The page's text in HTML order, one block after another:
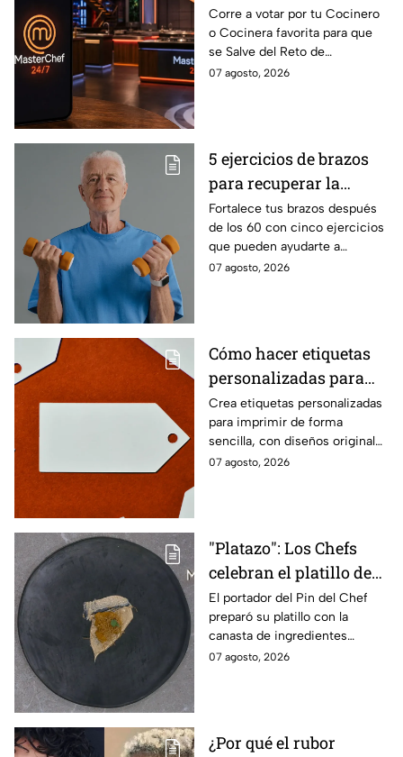
MasterChef 24/7 para
que salves a un
Cocinero del Reto de
Eliminación de este
Corre a votar por tu Cocinero
o Cocinera favorita para que
se Salve del Reto de
Eliminación de MasterChef
07 agosto, 2026
5 ejercicios de brazos
para recuperar la
fuerza después de los
60
Fortalece tus brazos después
de los 60 con cinco ejercicios
que pueden ayudarte a
recuperar fuerza, movilidad y
07 agosto, 2026
Cómo hacer etiquetas
personalizadas para
imprimir
Crea etiquetas personalizadas
para imprimir de forma
sencilla, con diseños originales
y detalles adaptados a tus
07 agosto, 2026
"Platazo": Los Chefs
celebran el platillo de
Lancer en la gala de
salvación de
MasterChef 24/7
El portador del Pin del Chef
preparó su platillo con la
canasta de ingredientes
exóticos que contenía erizo de
07 agosto, 2026
¿Por qué el rubor